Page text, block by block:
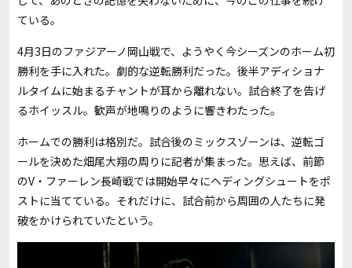
ている。
4月3日のファジアーノ岡山戦で、ようやく今シーズンのホーム初
勝利を手に入れた。劇的な逆転勝利だった。後半アディショナ
ルタイムに始まるチャントが耳から離れない。試合終了を告げ
るホイッスル。歓声が地鳴りのように響きわたった。
ホームでの勝利は格別だ。試合後のミックスゾーンは、逆転ゴ
ールを決めた畑尾大翔の周りに記者が集まった。思えば、前節
のV・ファーレン長崎戦では開始早々にヘディングシュートをポ
ストに当てている。それだけに、試合前から周囲の人たちに発
破をかけられていたという。